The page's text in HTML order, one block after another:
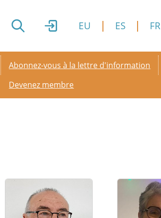
EU ES FR
Secondary menu
Abonnez-vous à la lettre d'information
Devenez membre